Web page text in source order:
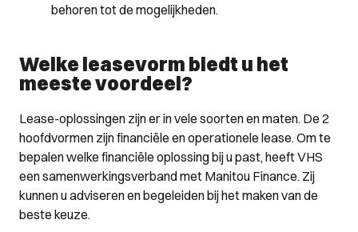
behoren tot de mogelijkheden.
Welke leasevorm biedt u het
meeste voordeel?
Lease-oplossingen zijn er in vele soorten en maten. De 2
hoofdvormen zijn financiële en operationele lease. Om te
bepalen welke financiële oplossing bij u past, heeft VHS
een samenwerkingsverband met Manitou Finance. Zij
kunnen u adviseren en begeleiden bij het maken van de
beste keuze.